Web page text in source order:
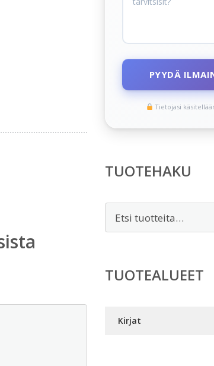
PYYDÄ
Tietojasi
TUOTEHAKU
TUOTEALUEET
Kirjat